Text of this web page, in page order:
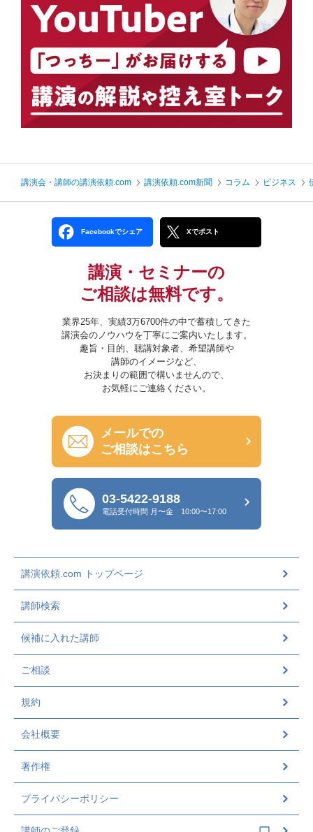
講演会・講師の講演依頼.com 講演依頼.com新聞 コラム ビジネス
Facebookでシェア Xでポスト
講演・セミナーの
ご相談は無料です。
業界25年、実績3万6700件の中で蓄積してきた
講演会のノウハウを丁寧にご案内いたします。
趣旨・目的、聴講対象者、希望講師や
講師のイメージなど、
お決まりの範囲で構いませんので、
お気軽にご連絡ください。
メールでの
ご相談はこちら
03-5422-9188
電話受付時間 月〜金 10:00〜17:00
講演依頼.com トップページ
講師検索
候補に入れた講師
ご相談
規約
会社概要
著作権
プライバシーポリシー